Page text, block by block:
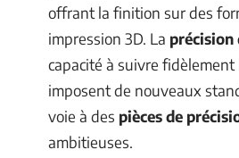
offrant la finition sur des
impression 3D. La précision
capacité à suivre fidèlement
imposent de nouveaux
voie à des pièces de
ambitieuses.